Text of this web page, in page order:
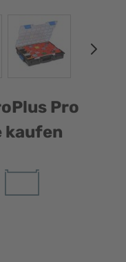
image View larger image
Pro
kaufen